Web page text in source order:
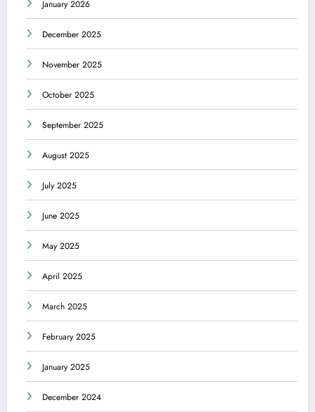
January 2026
December 2025
November 2025
October 2025
September 2025
August 2025
July 2025
June 2025
May 2025
April 2025
March 2025
February 2025
January 2025
December 2024